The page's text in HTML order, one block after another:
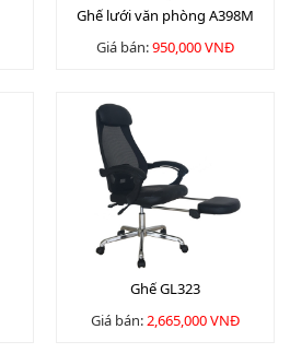
Ghế lưới văn phòng A398M
Giá bán:950,000 VNĐ
Ghế GL323
Giá bán:2,665,000 VNĐ